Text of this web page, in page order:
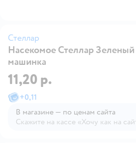
Стеллар
Насекомое Стеллар
машинка
11,20 р.
+0,11
В магазине — по ценам сайта
Скажите на кассе «Хочу как на